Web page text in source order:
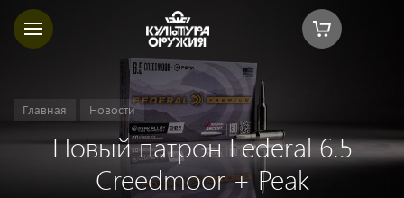
Главная Новости
Новый патрон Federal 6.5
Creedmoor + Peak